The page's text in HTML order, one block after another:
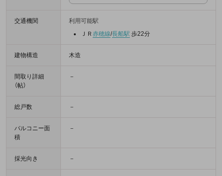
交通機関
利用可能駅
ＪＲ 赤穂線/長船駅 歩22分
建物構造 木造
間取り詳細
（帖）
－
総戸数 －
バルコニー面
積
－
採光向き －